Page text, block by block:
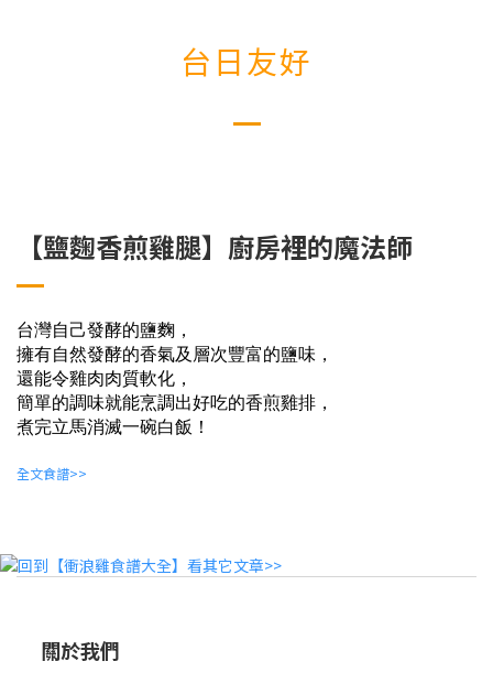
台日友好
【鹽麴香煎雞腿】廚房裡的魔法師
台灣自己發酵的鹽麴，
擁有自然發酵的香氣及層次豐富的鹽味，
還能令雞肉肉質軟化，
簡單的調味就能烹調出好吃的香煎雞排，
煮完立馬消滅一碗白飯！
全文食譜>>
關於我們